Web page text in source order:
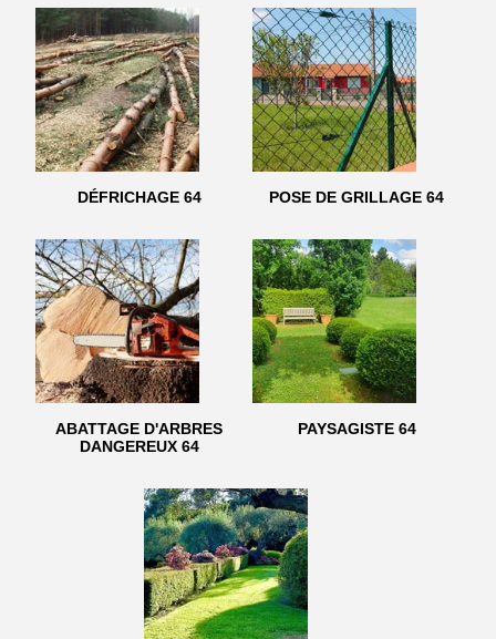
DÉFRICHAGE 64 POSE DE GRILLAGE 64
ABATTAGE D'ARBRES
DANGEREUX 64
PAYSAGISTE 64